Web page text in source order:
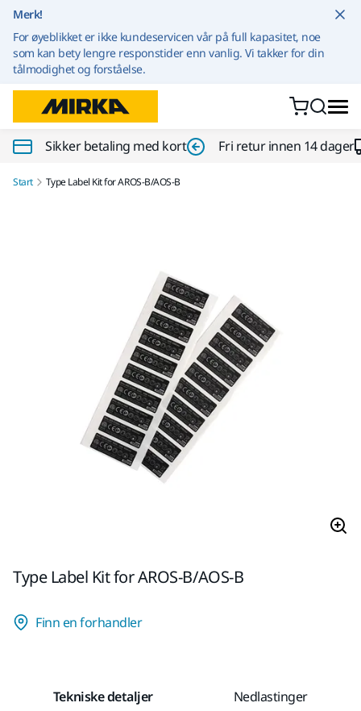
Merk!
For øyeblikket er ikke kundeservicen vår på full kapasitet, noe
som kan bety lengre responstider enn vanlig. Vi takker for din
tålmodighet og forståelse.
Sikker betaling med kort Fri retur innen 14 dager
Start Type Label Kit for AROS-B/AOS-B
Type Label Kit for AROS-B/AOS-B
Finn en forhandler
Tekniske detaljer Nedlastinger